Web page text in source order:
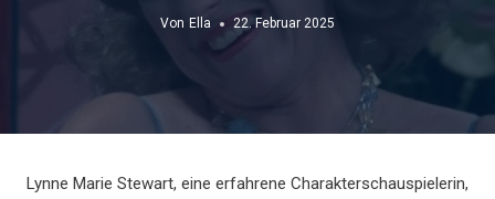
Von Ella 22. Februar 2025
Lynne Marie Stewart, eine erfahrene Charakterschauspielerin,